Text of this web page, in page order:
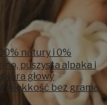
natury i 0%
puszysta alpaka i
głowy
miękkość bez grama